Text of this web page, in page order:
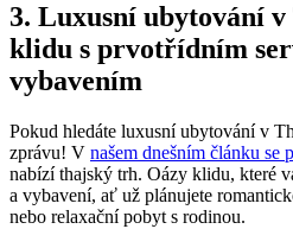
3. Luxusní ubytování
klidu s prvotřídním
vybavením
Pokud hledáte luxusní ubytování v
zprávu! V našem dnešním článku se
nabízí thajský trh. Oázy klidu, které
a vybavení, ať už plánujete
nebo relaxační pobyt s rodinou.